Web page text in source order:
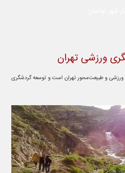
ورزشی تهران
ورزشی و طبیعت‌محور تهران است و توسعه گردشگری